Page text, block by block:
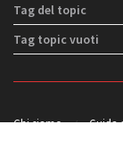
Tag del topic
Tag topic vuoti
Chi siamo Guida